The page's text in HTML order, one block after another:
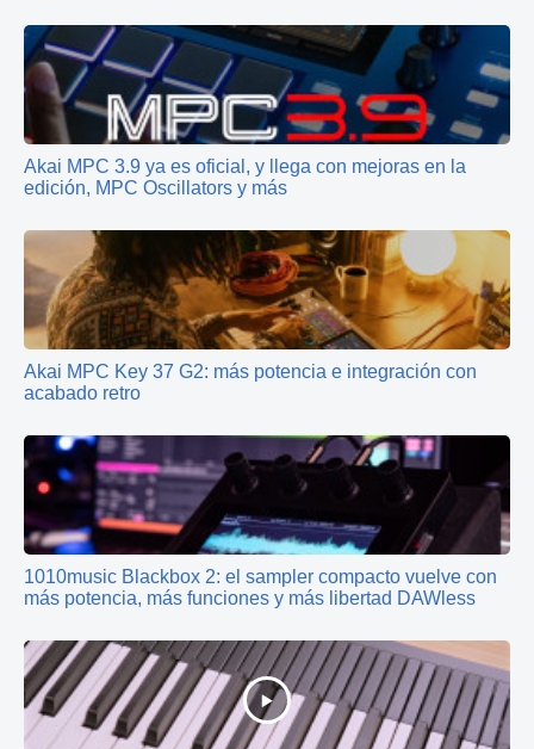
Akai MPC 3.9 ya es oficial, y llega con mejoras en la
edición, MPC Oscillators y más
Akai MPC Key 37 G2: más potencia e integración con
acabado retro
1010music Blackbox 2: el sampler compacto vuelve con
más potencia, más funciones y más libertad DAWless